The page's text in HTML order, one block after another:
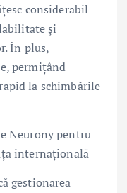
considerabil
și
În plus,
permițând
la schimbările
Neurony pentru
internațională
gestionarea